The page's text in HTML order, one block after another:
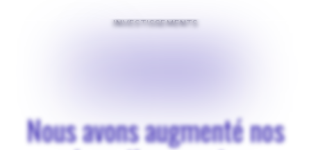
INVESTISSEMENTS
Nous avons augmenté nos